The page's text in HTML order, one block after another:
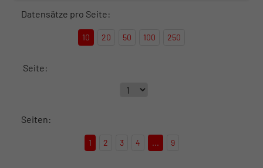
Datensätze pro Seite:
10 20 50 100 250
Seite:
Seiten:
1 2 3 4 ... 9